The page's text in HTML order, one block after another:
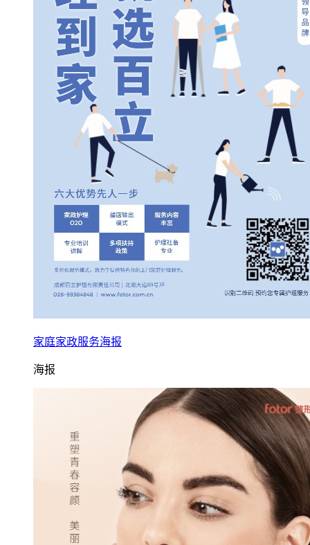
家庭家政服务海报
海报